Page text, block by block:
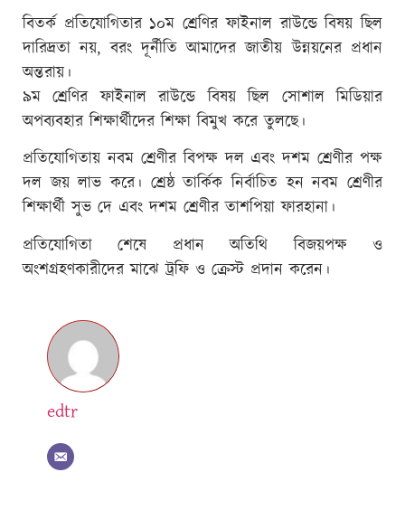
বিতর্ক প্রতিযোগিতার ১০ম শ্রেণির ফাইনাল রাউন্ডে বিষয় ছিল
দারিদ্রতা নয়, বরং দূর্নীতি আমাদের জাতীয় উন্নয়নের প্রধান
অন্তরায়।
৯ম শ্রেণির ফাইনাল রাউন্ডে বিষয় ছিল সোশাল মিডিয়ার
অপব্যবহার শিক্ষার্থীদের শিক্ষা বিমুখ করে তুলছে।
প্রতিযোগিতায় নবম শ্রেণীর বিপক্ষ দল এবং দশম শ্রেণীর পক্ষ
দল জয় লাভ করে। শ্রেষ্ঠ তার্কিক নির্বাচিত হন নবম শ্রেণীর
শিক্ষার্থী সুভ দে এবং দশম শ্রেণীর তাশপিয়া ফারহানা।
প্রতিযোগিতা শেষে প্রধান অতিথি বিজয়পক্ষ ও
অংশগ্রহণকারীদের মাঝে ট্রফি ও ক্রেস্ট প্রদান করেন।
edtr